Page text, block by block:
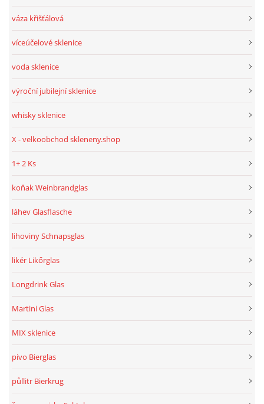
váza křišťálová
víceúčelové sklenice
voda sklenice
výroční jubilejní sklenice
whisky sklenice
X - velkoobchod skleneny.shop
1+ 2 Ks
koňak Weinbrandglas
láhev Glasflasche
lihoviny Schnapsglas
likér Likőrglas
Longdrink Glas
Martini Glas
MIX sklenice
pivo Bierglas
půllitr Bierkrug